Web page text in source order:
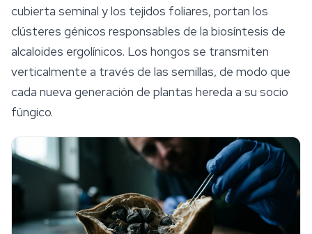
cubierta seminal y los tejidos foliares, portan los
clústeres génicos responsables de la biosíntesis de
alcaloides ergolínicos. Los hongos se transmiten
verticalmente a través de las semillas, de modo que
cada nueva generación de plantas hereda a su socio
fúngico.